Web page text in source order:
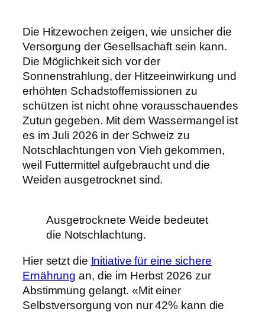
Die Hitzewochen zeigen, wie unsicher die
Versorgung der Gesellsachaft sein kann.
Die Möglichkeit sich vor der
Sonnenstrahlung, der Hitzeeinwirkung und
erhöhten Schadstoffemissionen zu
schützen ist nicht ohne vorausschauendes
Zutun gegeben. Mit dem Wassermangel ist
es im Juli 2026 in der Schweiz zu
Notschlachtungen von Vieh gekommen,
weil Futtermittel aufgebraucht und die
Weiden ausgetrocknet sind.
Ausgetrocknete Weide bedeutet
die Notschlachtung.
Hier setzt die Initiative für eine sichere
Ernährung an, die im Herbst 2026 zur
Abstimmung gelangt. «Mit einer
Selbstversorgung von nur 42% kann die